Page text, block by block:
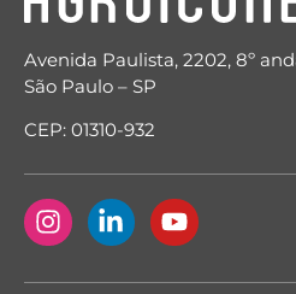
Avenida Paulista, 2202, 8º
São Paulo – SP
CEP: 01310-932